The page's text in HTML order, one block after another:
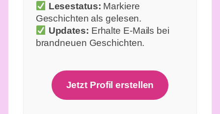
Lesestatus: Markiere
Geschichten als gelesen.
Updates: Erhalte E-Mails bei
brandneuen Geschichten.
Jetzt Profil erstellen